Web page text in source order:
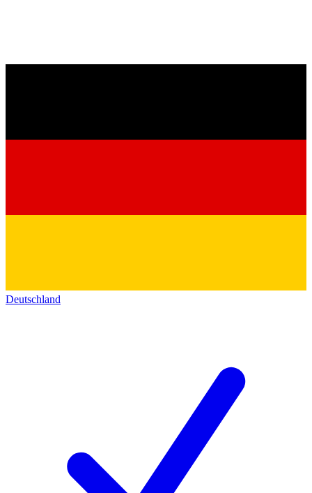
Deutschland